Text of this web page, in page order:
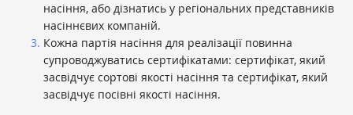
насіння, або дізнатись у регіональних представників
насіннєвих компаній.
Кожна партія насіння для реалізації повинна
супроводжуватись сертифікатами: сертифікат, який
засвідчує сортові якості насіння та сертифікат, який
засвідчує посівні якості насіння.